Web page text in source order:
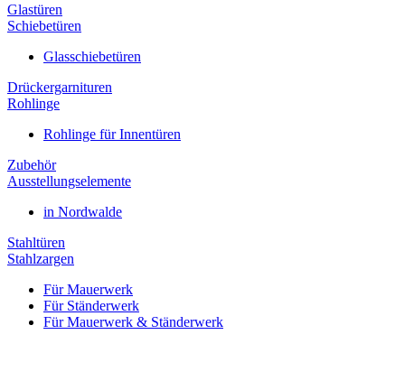
Glastüren
Schiebetüren
Glasschiebetüren
Drückergarnituren
Rohlinge
Rohlinge für Innentüren
Zubehör
Ausstellungselemente
in Nordwalde
Stahltüren
Stahlzargen
Für Mauerwerk
Für Ständerwerk
Für Mauerwerk & Ständerwerk